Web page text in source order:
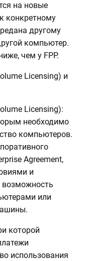
на новые
конкретному
другому
компьютер.
чем у FPP.
Licensing) и
Licensing):
необходимо
компьютеров.
Agreement,
и
или
которой
использования